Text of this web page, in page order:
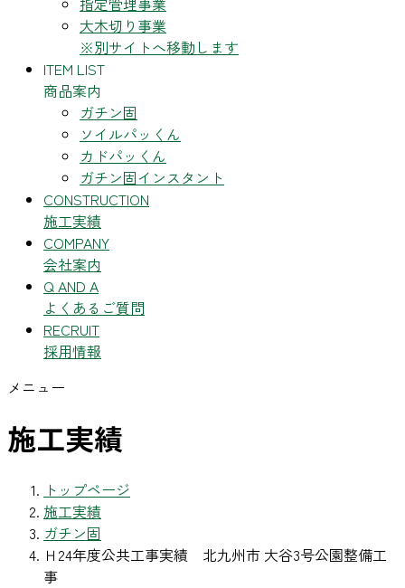
大木切り事業
※別サイトへ移動します
ITEM LIST
商品案内
ガチン固
ソイルパッくん
カドパッくん
ガチン固インスタント
CONSTRUCTION
施工実績
COMPANY
会社案内
Q AND A
よくあるご質問
RECRUIT
採用情報
メニュー
施工実績
トップページ
施工実績
ガチン固
Ｈ24年度公共工事実績 北九州市 大谷3号公園整備工
事